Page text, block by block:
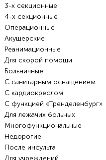
3-х секционные
4-х секционные
Операционные
Акушерские
Реанимационные
Для скорой помощи
Больничные
С санитарным оснащением
С кардиокреслом
С функцией «Тренделенбург»
Для лежачих больных
Многофункциональные
Недорогие
После инсульта